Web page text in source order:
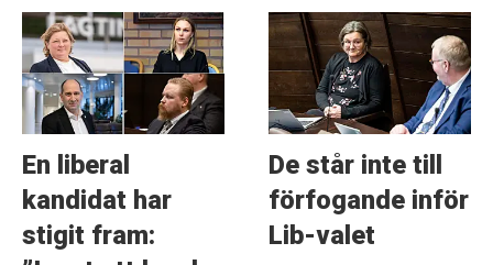
En liberal
kandidat har
stigit fram:
De står inte till
förfogande inför
Lib-valet